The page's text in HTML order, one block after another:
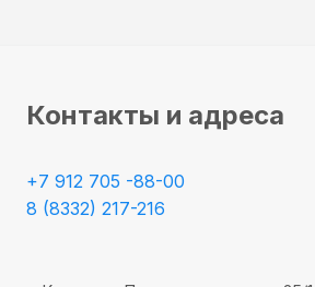
Контакты и адреса
+7 912 705 -88-00
8 (8332) 217-216